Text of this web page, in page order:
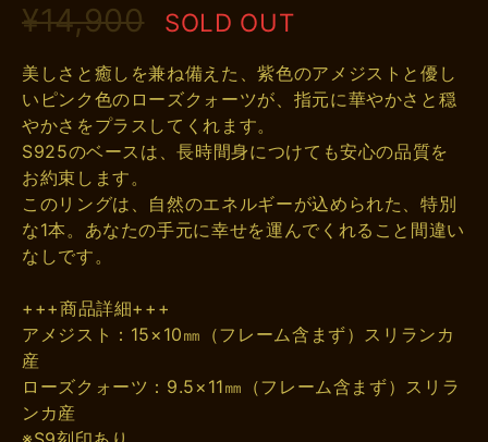
¥14,900 SOLD OUT
美しさと癒しを兼ね備えた、紫色のアメジストと優し
いピンク色のローズクォーツが、指元に華やかさと穏
やかさをプラスしてくれます。
S925のベースは、長時間身につけても安心の品質を
お約束します。
このリングは、自然のエネルギーが込められた、特別
な1本。あなたの手元に幸せを運んでくれること間違い
なしです。
+++商品詳細+++
アメジスト：15×10㎜（フレーム含まず）スリランカ
産
ローズクォーツ：9.5×11㎜（フレーム含まず）スリラ
ンカ産